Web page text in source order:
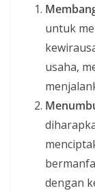
untuk
usaha,
dengan